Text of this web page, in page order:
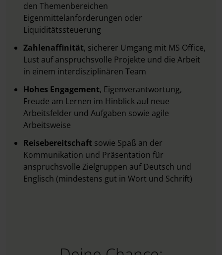
den Themenbereichen
Eigenmittelanforderungen oder
Liquiditätssteuerung
Zahlenaffinität, sicherer Umgang mit MS Office,
Lust auf anspruchsvolle Projekte und die Arbeit
in einem interdisziplinären Team
Hohes Engagement, Eigenverantwortung,
Freude am Lernen im Hinblick auf neue
Arbeitsfelder und Aufgaben sowie agile
Arbeitsweise
Reisebereitschaft sowie Spaß an der
Kommunikation und Präsentation für
anspruchsvolle Zielgruppen auf Deutsch und
Englisch (mindestens gut in Wort und Schrift)